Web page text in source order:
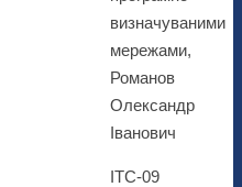
визначуваними
мережами,
Романов
Олександр
Іванович
ІТС-09